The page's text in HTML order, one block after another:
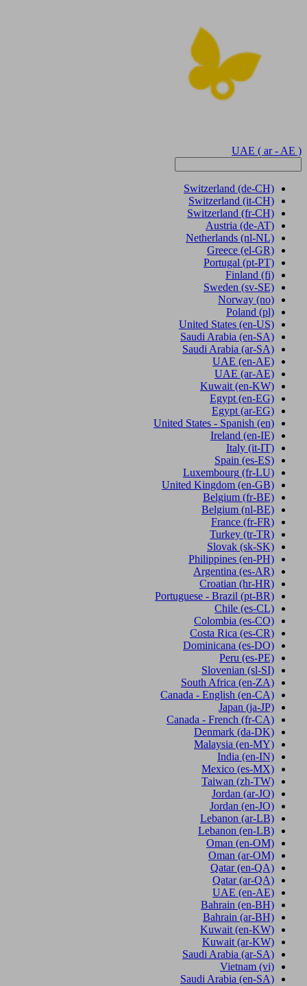
UAE ( ar - AE )
Switzerland (de-CH)
Switzerland (it-CH)
Switzerland (fr-CH)
Austria (de-AT)
Netherlands (nl-NL)
Greece (el-GR)
Portugal (pt-PT)
Finland (fi)
Sweden (sv-SE)
Norway (no)
Poland (pl)
United States (en-US)
Saudi Arabia (en-SA)
Saudi Arabia (ar-SA)
UAE (en-AE)
UAE (ar-AE)
Kuwait (en-KW)
Egypt (en-EG)
Egypt (ar-EG)
United States - Spanish (en)
Ireland (en-IE)
Italy (it-IT)
Spain (es-ES)
Luxembourg (fr-LU)
United Kingdom (en-GB)
Belgium (fr-BE)
Belgium (nl-BE)
France (fr-FR)
Turkey (tr-TR)
Slovak (sk-SK)
Philippines (en-PH)
Argentina (es-AR)
Croatian (hr-HR)
Portuguese - Brazil (pt-BR)
Chile (es-CL)
Colombia (es-CO)
Costa Rica (es-CR)
Dominicana (es-DO)
Peru (es-PE)
Slovenian (sl-SI)
South Africa (en-ZA)
Canada - English (en-CA)
Japan (ja-JP)
Canada - French (fr-CA)
Denmark (da-DK)
Malaysia (en-MY)
India (en-IN)
Mexico (es-MX)
Taiwan (zh-TW)
Jordan (ar-JO)
Jordan (en-JO)
Lebanon (ar-LB)
Lebanon (en-LB)
Oman (en-OM)
Oman (ar-OM)
Qatar (en-QA)
Qatar (ar-QA)
UAE (en-AE)
Bahrain (en-BH)
Bahrain (ar-BH)
Kuwait (en-KW)
Kuwait (ar-KW)
Saudi Arabia (ar-SA)
Vietnam (vi)
Saudi Arabia (en-SA)